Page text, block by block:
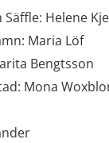
Helene
Maria Löf
Bengtsson
Mona